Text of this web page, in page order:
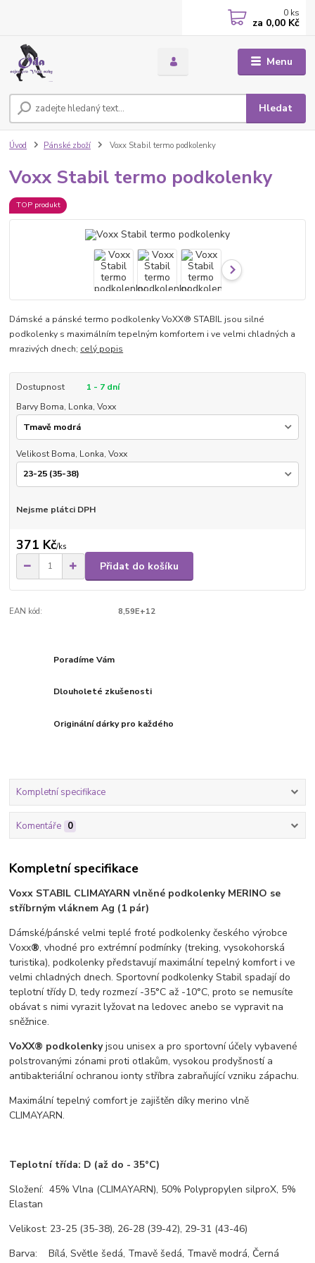
Menu
Hledat
0 ks
za 0,00 Kč
Úvod Pánské zboží Voxx Stabil termo podkolenky
Voxx Stabil termo podkolenky
TOP produkt
Dámské a pánské termo podkolenky VoXX® STABIL jsou silné
podkolenky s maximálním tepelným komfortem i ve velmi chladných a
mrazivých dnech; celý popis
Dostupnost
1 - 7 dní
Barvy Boma, Lonka, Voxx
Velikost Boma, Lonka, Voxx
Nejsme plátci DPH
371 Kč/ks
Přidat do košíku
EAN kód: 8,59E+12
Poradíme Vám
Dlouholeté zkušenosti
Originální dárky pro každého
Kompletní specifikace
Komentáře 0
Kompletní specifikace
Voxx STABIL CLIMAYARN vlněné podkolenky MERINO se
stříbrným vláknem Ag (1 pár)
Dámské/pánské velmi teplé froté podkolenky českého výrobce
Voxx®, vhodné pro extrémní podmínky (treking, vysokohorská
turistika), podkolenky představují maximální tepelný komfort i ve
velmi chladných dnech. Sportovní podkolenky Stabil spadají do
teplotní třídy D, tedy rozmezí -35°C až -10°C, proto se nemusíte
obávat s nimi vyrazit lyžovat na ledovec anebo se vypravit na
sněžnice.
VoXX® podkolenkyjsou unisex a pro sportovní účely vybavené
polstrovanými zónami proti otlakům, vysokou prodyšností a
antibakteriální ochranou ionty stříbra zabraňující vzniku zápachu.
Maximální tepelný comfort je zajištěn díky merino vlně
CLIMAYARN.
Teplotní třída: D (až do - 35°C)
Složení: 45% Vlna (CLIMAYARN), 50% Polypropylen silproX, 5%
Elastan
Velikost: 23-25 (35-38), 26-28 (39-42), 29-31 (43-46)
Barva: Bílá, Světle šedá, Tmavě šedá, Tmavě modrá, Černá